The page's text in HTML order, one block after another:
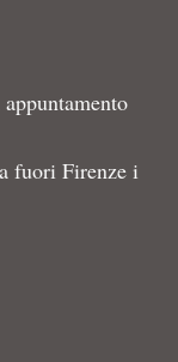
fuori Firenze i